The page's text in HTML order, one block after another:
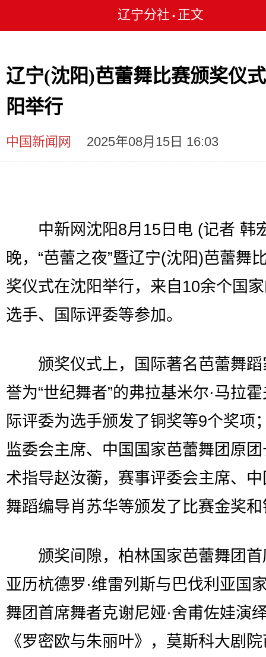
辽宁分社 • 正文
辽宁(沈阳)芭蕾舞比赛颁奖仪
阳举行
中国新闻网 2025年08月15日 16:03
中新网沈阳8月15日电 (记者 韩
晚，“芭蕾之夜”暨辽宁(沈阳)芭蕾舞
奖仪式在沈阳举行，来自10余个国
选手、国际评委等参加。
颁奖仪式上，国际著名芭蕾舞蹈
誉为“世纪舞者”的弗拉基米尔·马拉
际评委为选手颁发了铜奖等9个奖项
监委会主席、中国国家芭蕾舞团原
术指导赵汝蘅，赛事评委会主席、
舞蹈编导肖苏华等颁发了比赛金奖
颁奖间隙，柏林国家芭蕾舞团首
亚历杭德罗·维雷列斯与巴伐利亚国
舞团首席舞者克谢尼娅·舍甫佐娃演
《罗密欧与朱丽叶》，莫斯科大剧